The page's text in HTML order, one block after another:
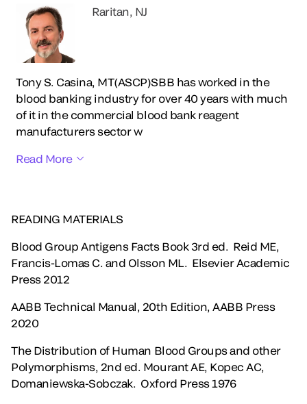
Raritan, NJ
Tony S. Casina, MT(ASCP)SBB has worked in the
blood banking industry for over 40 years with much
of it in the commercial blood bank reagent
manufacturers sector w
Read More
READING MATERIALS
Blood Group Antigens Facts Book 3rd ed. Reid ME,
Francis-Lomas C. and Olsson ML. Elsevier Academic
Press 2012
AABB Technical Manual, 20th Edition, AABB Press
2020
The Distribution of Human Blood Groups and other
Polymorphisms, 2nd ed. Mourant AE, Kopec AC,
Domaniewska-Sobczak. Oxford Press 1976